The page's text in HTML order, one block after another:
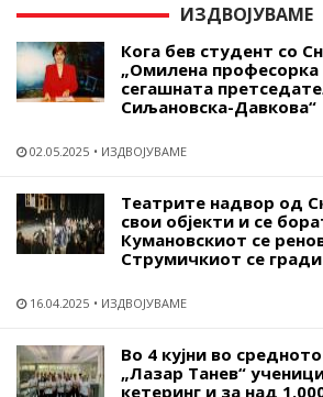
ИЗДВОЈУВАМЕ
Кога бев студент со
„Омилена
сегашната
Сиљановска-Давкова“
02.05.2025 ИЗДВОЈУВАМЕ
Театрите надвор од
свои објекти и се
Кумановскиот се
Струмичкиот се
16.04.2025 ИЗДВОЈУВАМЕ
Во 4 кујни во
„Лазар Танев“
кетеринг и за над